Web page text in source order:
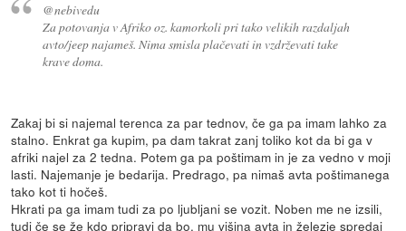
@nebivedu
Za potovanja v Afriko oz. kamorkoli pri tako velikih razdaljah
avto/jeep najameš. Nima smisla plačevati in vzdrževati take
krave doma.
Zakaj bi si najemal terenca za par tednov, če ga pa imam lahko za
stalno. Enkrat ga kupim, pa dam takrat zanj toliko kot da bi ga v
afriki najel za 2 tedna. Potem ga pa poštimam in je za vedno v moji
lasti. Najemanje je bedarija. Predrago, pa nimaš avta poštimanega
tako kot ti hočeš.
Hkrati pa ga imam tudi za po ljubljani se vozit. Noben me ne izsili,
tudi če se že kdo pripravi da bo, mu višina avta in železje spredaj